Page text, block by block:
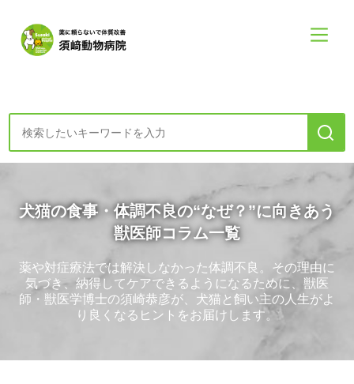
初めての方へー診療の方針
食・健康・心コラム
須崎動物病院について
犬猫の食事・体調不良の“なぜ？”に向きあう
獣医師コラム一覧
薬や対症療法では解決しなかった体調不良。その理由に
気づき、納得してケアできるようになるために、獣医
師・獣医学博士の須崎恭彦が、犬猫と飼い主の人生がよ
り良くなるヒントをお届けします。